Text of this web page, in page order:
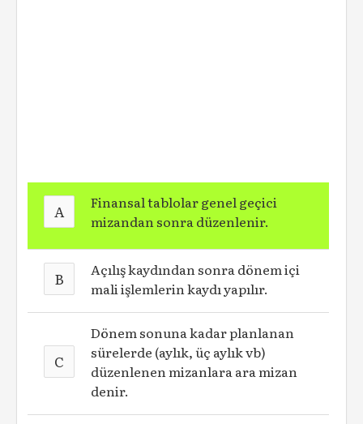
A
Finansal tablolar genel geçici
mizandan sonra düzenlenir.
B
Açılış kaydından sonra dönem içi
mali işlemlerin kaydı yapılır.
C
Dönem sonuna kadar planlanan
sürelerde (aylık, üç aylık vb)
düzenlenen mizanlara ara mizan
denir.